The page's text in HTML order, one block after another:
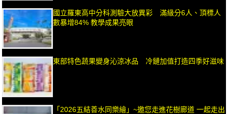
國立羅東高中分科測驗大放異彩 滿級分6人、頂標人
數暴增84% 教學成果亮眼
東部特色蔬果變身沁涼冰品 冷鏈加值打造四季好滋味
「2026五結善水同樂繪」~邀您走進花樹廊道 一起走出